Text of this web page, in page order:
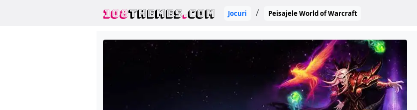
108THEMES.COM Jocuri Peisajele World of Warcraft